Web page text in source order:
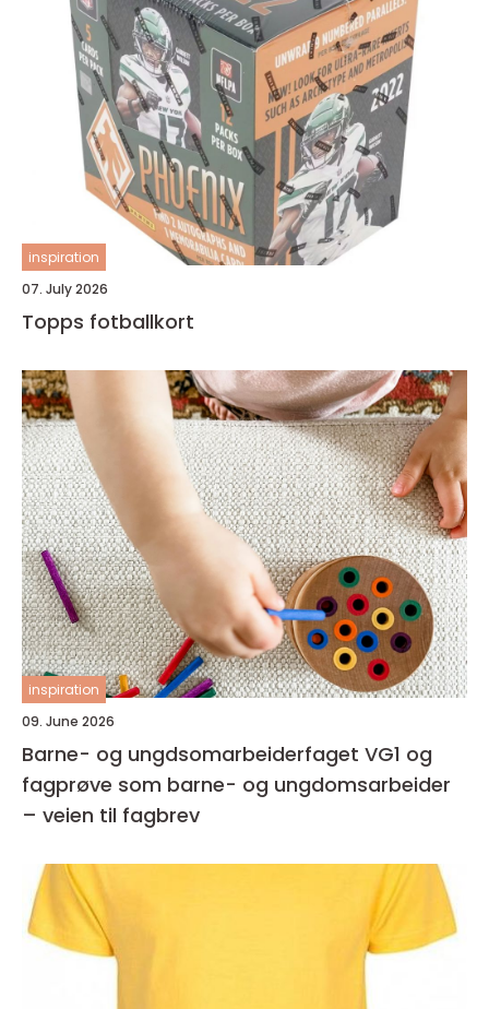
inspiration
07. July 2026
Topps fotballkort
inspiration
09. June 2026
Barne- og ungdsomarbeiderfaget VG1 og
fagprøve som barne- og ungdomsarbeider
– veien til fagbrev